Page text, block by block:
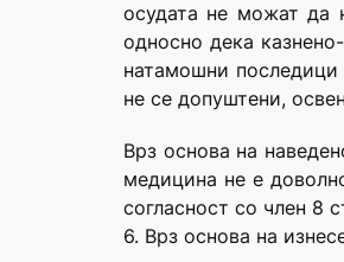
осудата не можат да
односно дека
натамошни последици
не се допуштени,
Врз основа на
медицина не е
согласност со член 8
6. Врз основа на